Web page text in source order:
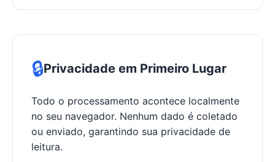
🔒Privacidade em Primeiro Lugar
Todo o processamento acontece localmente
no seu navegador. Nenhum dado é coletado
ou enviado, garantindo sua privacidade de
leitura.